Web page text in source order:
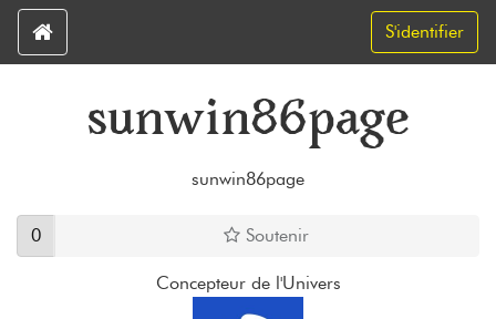
S'identifier
sunwin86page
sunwin86page
0 Soutenir
Concepteur de l'Univers